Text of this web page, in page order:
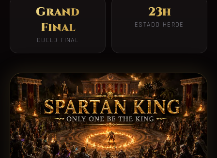
Grand
Final
DUELO FINAL
23h
ESTADO HEROE